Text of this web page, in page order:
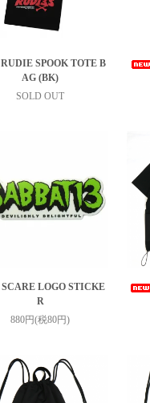
RUDIE SPOOK TOTE B
AG (BK)
SOLD OUT
SCARE LOGO STICKE
R
880円(税80円)